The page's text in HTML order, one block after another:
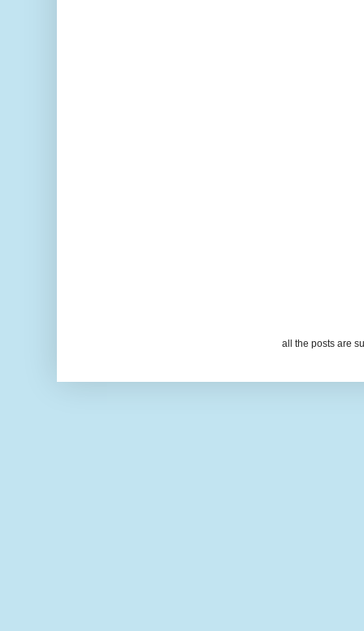
all the posts are